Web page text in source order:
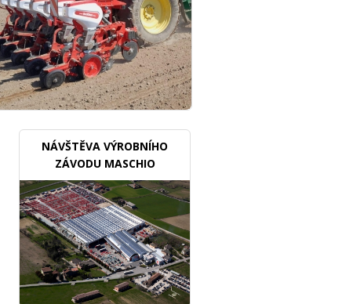
NÁVŠTĚVA VÝROBNÍHO
ZÁVODU MASCHIO
GASPARDO